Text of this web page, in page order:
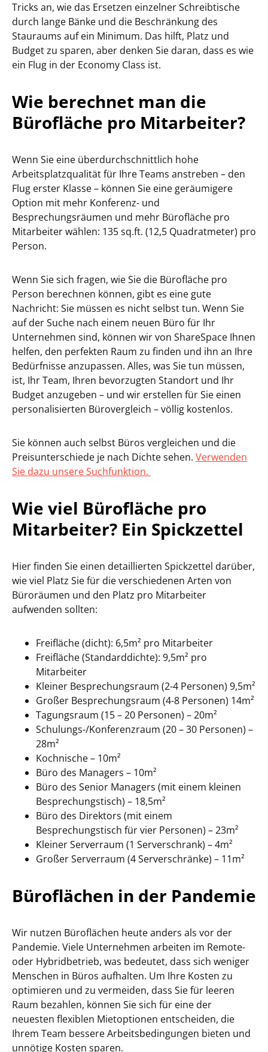
Tricks an, wie das Ersetzen einzelner Schreibtische
durch lange Bänke und die Beschränkung des
Stauraums auf ein Minimum. Das hilft, Platz und
Budget zu sparen, aber denken Sie daran, dass es wie
ein Flug in der Economy Class ist.
Wie berechnet man die
Bürofläche pro Mitarbeiter?
Wenn Sie eine überdurchschnittlich hohe
Arbeitsplatzqualität für Ihre Teams anstreben – den
Flug erster Klasse – können Sie eine geräumigere
Option mit mehr Konferenz- und
Besprechungsräumen und mehr Bürofläche pro
Mitarbeiter wählen: 135 sq.ft. (12,5 Quadratmeter) pro
Person.
Wenn Sie sich fragen, wie Sie die Bürofläche pro
Person berechnen können, gibt es eine gute
Nachricht: Sie müssen es nicht selbst tun. Wenn Sie
auf der Suche nach einem neuen Büro für Ihr
Unternehmen sind, können wir von ShareSpace Ihnen
helfen, den perfekten Raum zu finden und ihn an Ihre
Bedürfnisse anzupassen. Alles, was Sie tun müssen,
ist, Ihr Team, Ihren bevorzugten Standort und Ihr
Budget anzugeben – und wir erstellen für Sie einen
personalisierten Bürovergleich – völlig kostenlos.
Sie können auch selbst Büros vergleichen und die
Preisunterschiede je nach Dichte sehen. Verwenden
Sie dazu unsere Suchfunktion.
Wie viel Bürofläche pro
Mitarbeiter? Ein Spickzettel
Hier finden Sie einen detaillierten Spickzettel darüber,
wie viel Platz Sie für die verschiedenen Arten von
Büroräumen und den Platz pro Mitarbeiter
aufwenden sollten:
Freifläche (dicht): 6,5m² pro Mitarbeiter
Freifläche (Standarddichte): 9,5m² pro
Mitarbeiter
Kleiner Besprechungsraum (2-4 Personen) 9,5m²
Großer Besprechungsraum (4-8 Personen) 14m²
Tagungsraum (15 – 20 Personen) – 20m²
Schulungs-/Konferenzraum (20 – 30 Personen) –
28m²
Kochnische – 10m²
Büro des Managers – 10m²
Büro des Senior Managers (mit einem kleinen
Besprechungstisch) – 18,5m²
Büro des Direktors (mit einem
Besprechungstisch für vier Personen) – 23m²
Kleiner Serverraum (1 Serverschrank) – 4m²
Großer Serverraum (4 Serverschränke) – 11m²
Büroflächen in der Pandemie
Wir nutzen Büroflächen heute anders als vor der
Pandemie. Viele Unternehmen arbeiten im Remote-
oder Hybridbetrieb, was bedeutet, dass sich weniger
Menschen in Büros aufhalten. Um Ihre Kosten zu
optimieren und zu vermeiden, dass Sie für leeren
Raum bezahlen, können Sie sich für eine der
neuesten flexiblen Mietoptionen entscheiden, die
Ihrem Team bessere Arbeitsbedingungen bieten und
unnötige Kosten sparen.